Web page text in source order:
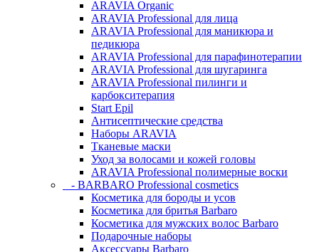
ARAVIA Organic
ARAVIA Professional для лица
ARAVIA Professional для маникюра и
педикюра
ARAVIA Professional для парафинотерапии
ARAVIA Professional для шугаринга
ARAVIA Professional пилинги и
карбокситерапия
Start Epil
Антисептические средства
Наборы ARAVIA
Тканевые маски
Уход за волосами и кожей головы
ARAVIA Professional полимерные воски
- BARBARO Professional cosmetics
Косметика для бороды и усов
Косметика для бритья Barbaro
Косметика для мужских волос Barbaro
Подарочные наборы
Аксессуары Barbaro